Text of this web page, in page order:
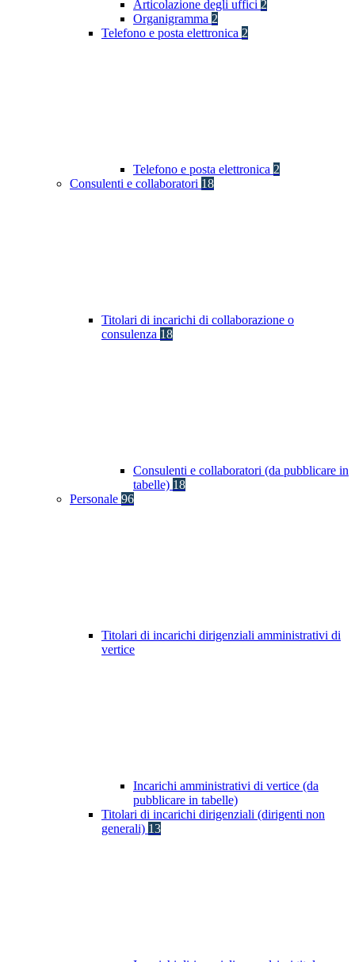
Articolazione degli uffici 2
Organigramma 2
Telefono e posta elettronica 2
Telefono e posta elettronica 2
Consulenti e collaboratori 18
Titolari di incarichi di collaborazione o
consulenza 18
Consulenti e collaboratori (da pubblicare in
tabelle) 18
Personale 96
Titolari di incarichi dirigenziali amministrativi di
vertice
Incarichi amministrativi di vertice (da
pubblicare in tabelle)
Titolari di incarichi dirigenziali (dirigenti non
generali) 13